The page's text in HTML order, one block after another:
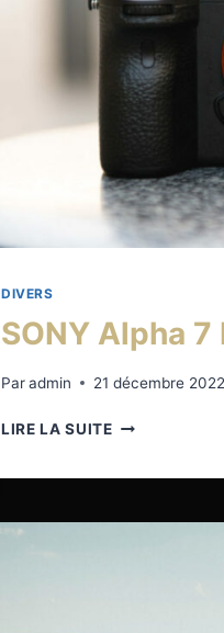
DIVERS
SONY Alpha 7
Paradmin 21 décembre 2022
LIRE LA SUITESONY